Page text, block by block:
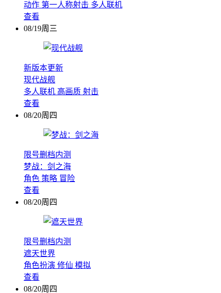
动作 第一人称射击 多人联机
查看
08/19周三
新版本更新
现代战舰
多人联机 高画质 射击
查看
08/20周四
限号删档内测
梦战：剑之海
角色 策略 冒险
查看
08/20周四
限号删档内测
遮天世界
角色扮演 修仙 模拟
查看
08/20周四